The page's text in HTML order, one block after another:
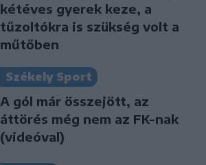
kétéves gyerek keze, a
tűzoltókra is szükség volt a
műtőben
Székely Sport
A gól már összejött, az
áttörés még nem az FK-nak
(videóval)